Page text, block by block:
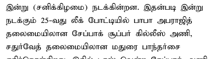
இன்று (சனிக்கிழமை) நடக்கின்றன. இதன்படி இன்று
நடக்கும் 25-வது லீக் போட்டியில் பாபா அபராஜித்
தலைமையிலான சேப்பாக் சூப்பர் கில்லீஸ் அணி,
சதுர்வேத் தலைமையிலான மதுரை பாந்தர்சை